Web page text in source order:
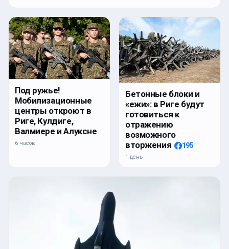
Под ружье!
Мобилизационные
центры откроют в
Риге, Кулдиге,
Валмиере и Алуксне
6 часов
Бетонные блоки и
«ежи»: в Риге будут
готовиться к
отражению
возможного
вторжения
195
1 день